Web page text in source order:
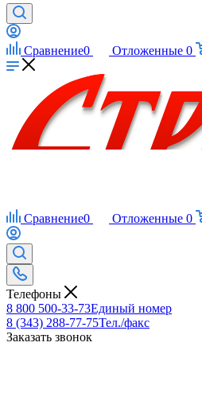
Сравнение0 Отложенные 0
Сравнение0 Отложенные 0
Телефоны
8 800 500-33-73Единый номер
8 (343) 288-77-75Тел./факс
Заказать звонок